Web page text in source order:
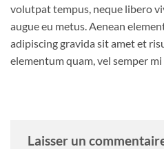
volutpat tempus, neque libero
augue eu metus. Aenean
adipiscing gravida sit amet et
elementum quam, vel semper mi
Laisser un